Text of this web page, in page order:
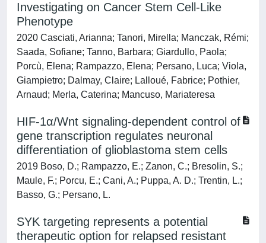
Investigating on Cancer Stem Cell-Like
Phenotype
2020 Casciati, Arianna; Tanori, Mirella; Manczak, Rémi;
Saada, Sofiane; Tanno, Barbara; Giardullo, Paola;
Porcù, Elena; Rampazzo, Elena; Persano, Luca; Viola,
Giampietro; Dalmay, Claire; Lalloué, Fabrice; Pothier,
Arnaud; Merla, Caterina; Mancuso, Mariateresa
HIF-1α/Wnt signaling-dependent control of
gene transcription regulates neuronal
differentiation of glioblastoma stem cells
2019 Boso, D.; Rampazzo, E.; Zanon, C.; Bresolin, S.;
Maule, F.; Porcu, E.; Cani, A.; Puppa, A. D.; Trentin, L.;
Basso, G.; Persano, L.
SYK targeting represents a potential
therapeutic option for relapsed resistant